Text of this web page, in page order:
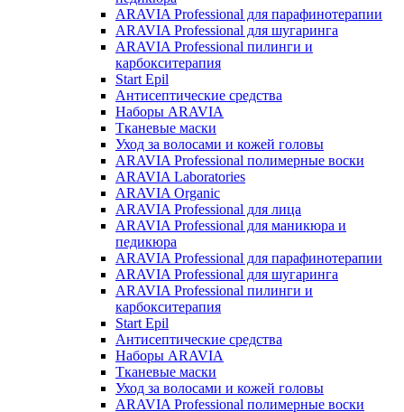
ARAVIA Professional для парафинотерапии
ARAVIA Professional для шугаринга
ARAVIA Professional пилинги и
карбокситерапия
Start Epil
Антисептические средства
Наборы ARAVIA
Тканевые маски
Уход за волосами и кожей головы
ARAVIA Professional полимерные воски
ARAVIA Laboratories
ARAVIA Organic
ARAVIA Professional для лица
ARAVIA Professional для маникюра и
педикюра
ARAVIA Professional для парафинотерапии
ARAVIA Professional для шугаринга
ARAVIA Professional пилинги и
карбокситерапия
Start Epil
Антисептические средства
Наборы ARAVIA
Тканевые маски
Уход за волосами и кожей головы
ARAVIA Professional полимерные воски